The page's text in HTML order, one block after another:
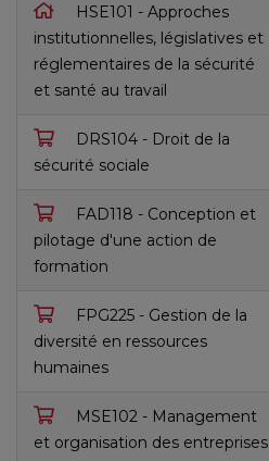
HSE101 - Approches
institutionnelles, législatives et
réglementaires de la sécurité
et santé au travail
DRS104 - Droit de la
sécurité sociale
FAD118 - Conception et
pilotage d'une action de
formation
FPG225 - Gestion de la
diversité en ressources
humaines
MSE102 - Management
et organisation des entreprises